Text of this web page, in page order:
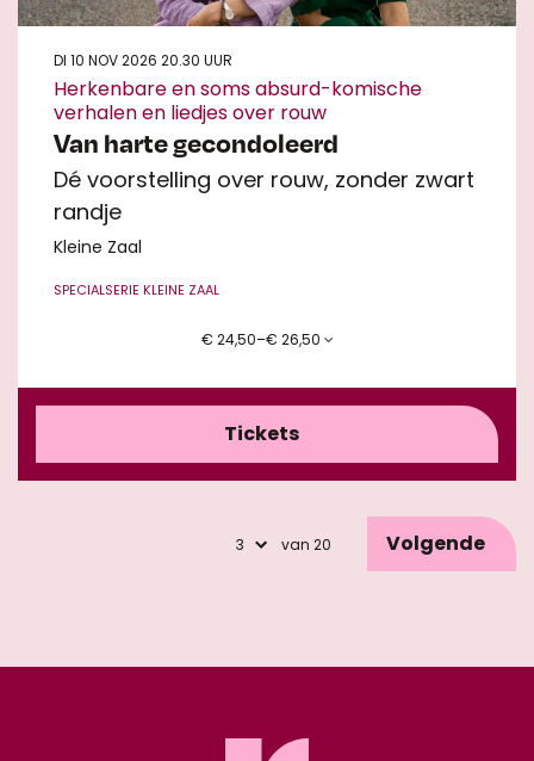
Van harte gecondoleerd
Dé voorstelling over rouw, zonder zwart
randje
Herkenbare en soms absurd-komische
verhalen en liedjes over rouw
DI 10 NOV 2026 20.30 UUR
Kleine Zaal
SPECIALSERIE KLEINE ZAAL
€ 24,50–€ 26,50
Tickets
van 20 Volgende